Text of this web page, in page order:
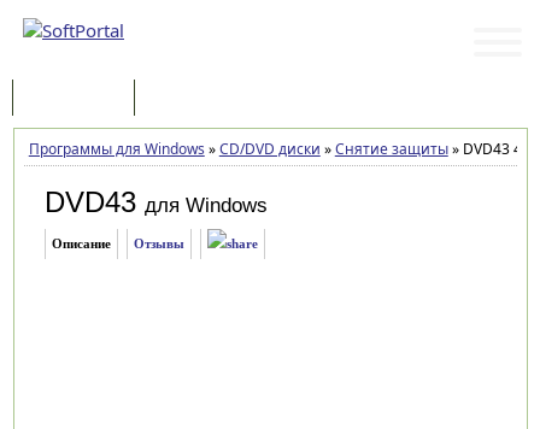
Программы для Windows »CD/DVD диски »Снятие защиты»DVD43
DVD43 для Windows
Описание Отзывы